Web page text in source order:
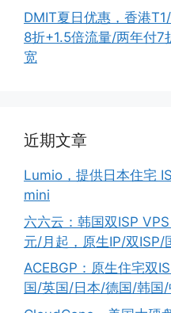
DMIT夏日优惠，香港
8折+1.5倍流量/两年付7
宽
近期文章
Lumio，提供日本住宅
mini
六六云：韩国双ISP
元/月起，原生IP/双ISP/
ACEBGP：原生住宅双
国/英国/日本/德国/韩国